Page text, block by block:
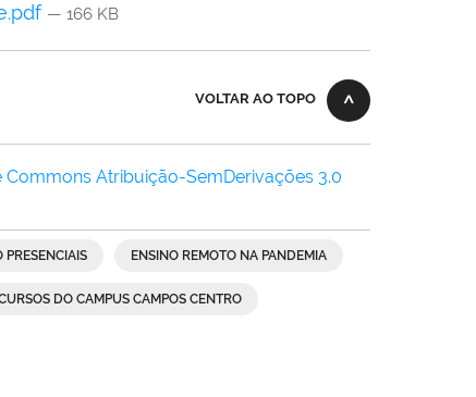
— 166 KB
VOLTAR AO TOPO
Commons Atribuição-SemDerivações 3.0
PRESENCIAIS ENSINO REMOTO NA PANDEMIA
DO CAMPUS CAMPOS CENTRO